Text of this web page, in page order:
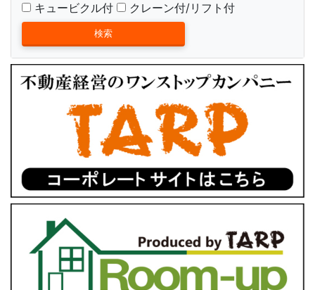
キュービクル付
クレーン付/リフト付